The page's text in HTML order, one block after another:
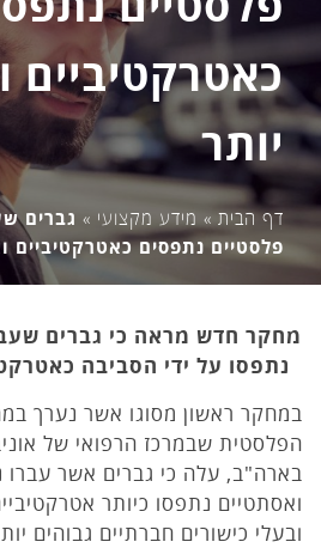
כאטרקטיביים
יותר
דף הבית » מידע מקצועי » גברים
פלסטיים נתפסים כאטרקטיביים
מחקר חדש מראה כי גברים
נתפסו על ידי הסביבה
במחקר ראשון מסוגו אשר נערך
הפלסטית שבמרכז הרפואי של
בארה"ב, עלה כי גברים אשר עברו
ואסתטיים נתפסו כיותר
ובעלי כישורים חברתיים גבוהים